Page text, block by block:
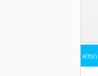
המלא